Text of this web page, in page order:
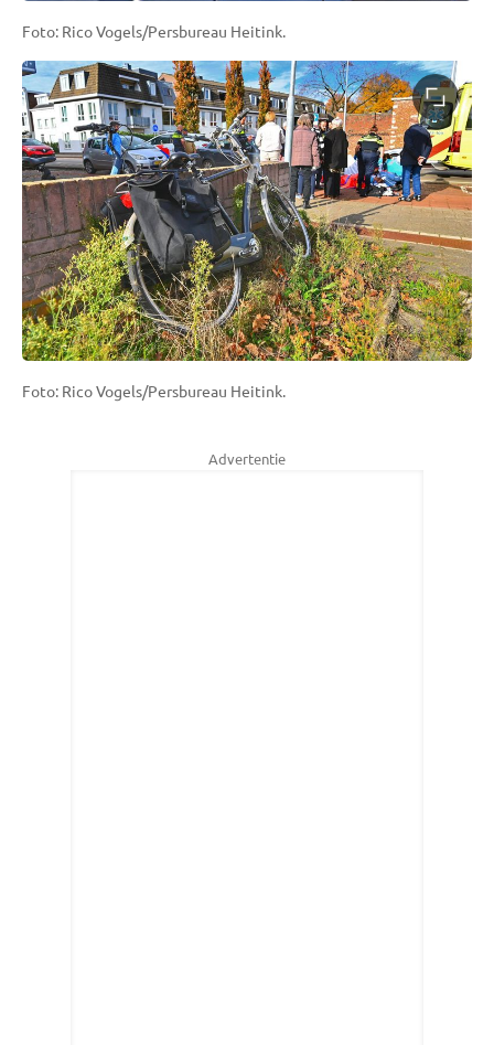
Foto: Rico Vogels/Persbureau Heitink.
Foto: Rico Vogels/Persbureau Heitink.
Advertentie